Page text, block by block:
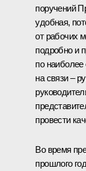
поручений
удобная,
от рабочих
подробно и
по
на связи –
провести
Во время
прошлого